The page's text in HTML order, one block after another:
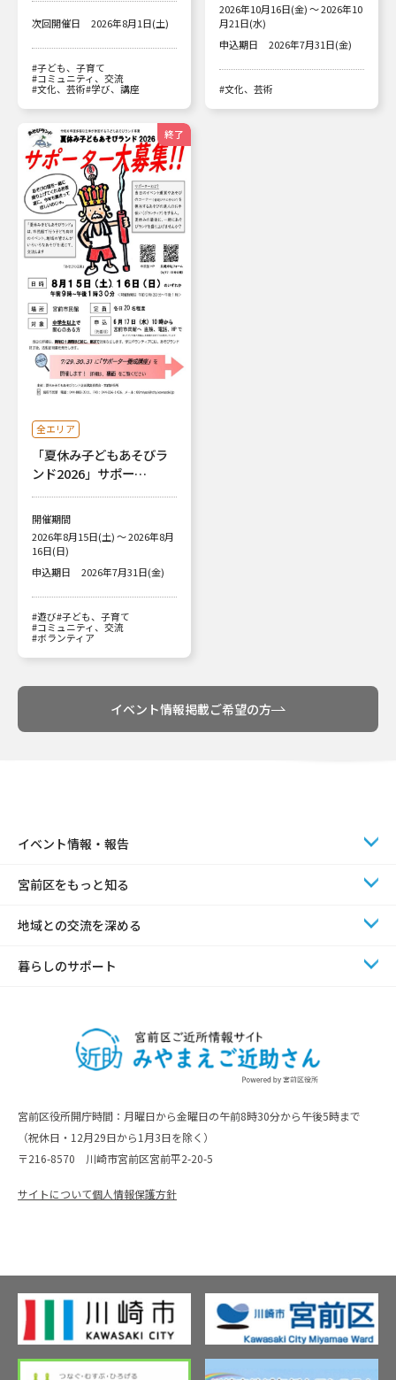
次回開催日 2026年8月1日(土)
#子ども、子育て
#コミュニティ、交流
#文化、芸術#学び、講座
2026年10月16日(金) ～ 2026年10
月21日(水)
申込期日
2026年7月31日(金)
#文化、芸術
終了
全エリア
「夏休み子どもあそびラ
ンド2026」サポー…
開催期間
2026年8月15日(土) ～ 2026年8月
16日(日)
申込期日
2026年7月31日(金)
#遊び#子ども、子育て
#コミュニティ、交流
#ボランティア
イベント情報掲載ご希望の方
宮前区役所開庁時間：月曜日から金曜日の午前8時30分から午後5時まで
（祝休日・12月29日から1月3日を除く）
〒216-8570 川崎市宮前区宮前平2-20-5
サイトについて個人情報保護方針
イベント情報・報告
宮前区をもっと知る
地域との交流を深める
暮らしのサポート